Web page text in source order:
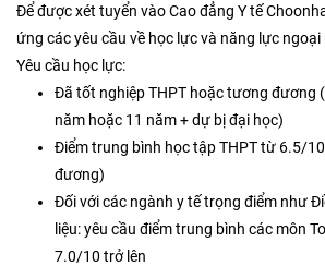
Để được xét tuyển vào Cao đẳng Y tế
ứng các yêu cầu về học lực và năng lực
Yêu cầu học lực:
Đã tốt nghiệp THPT hoặc tương đương
năm hoặc 11 năm + dự bị đại học)
Điểm trung bình học tập THPT từ 6.5/
đương)
Đối với các ngành y tế trọng điểm như
liệu: yêu cầu điểm trung bình các môn
7.0/10 trở lên